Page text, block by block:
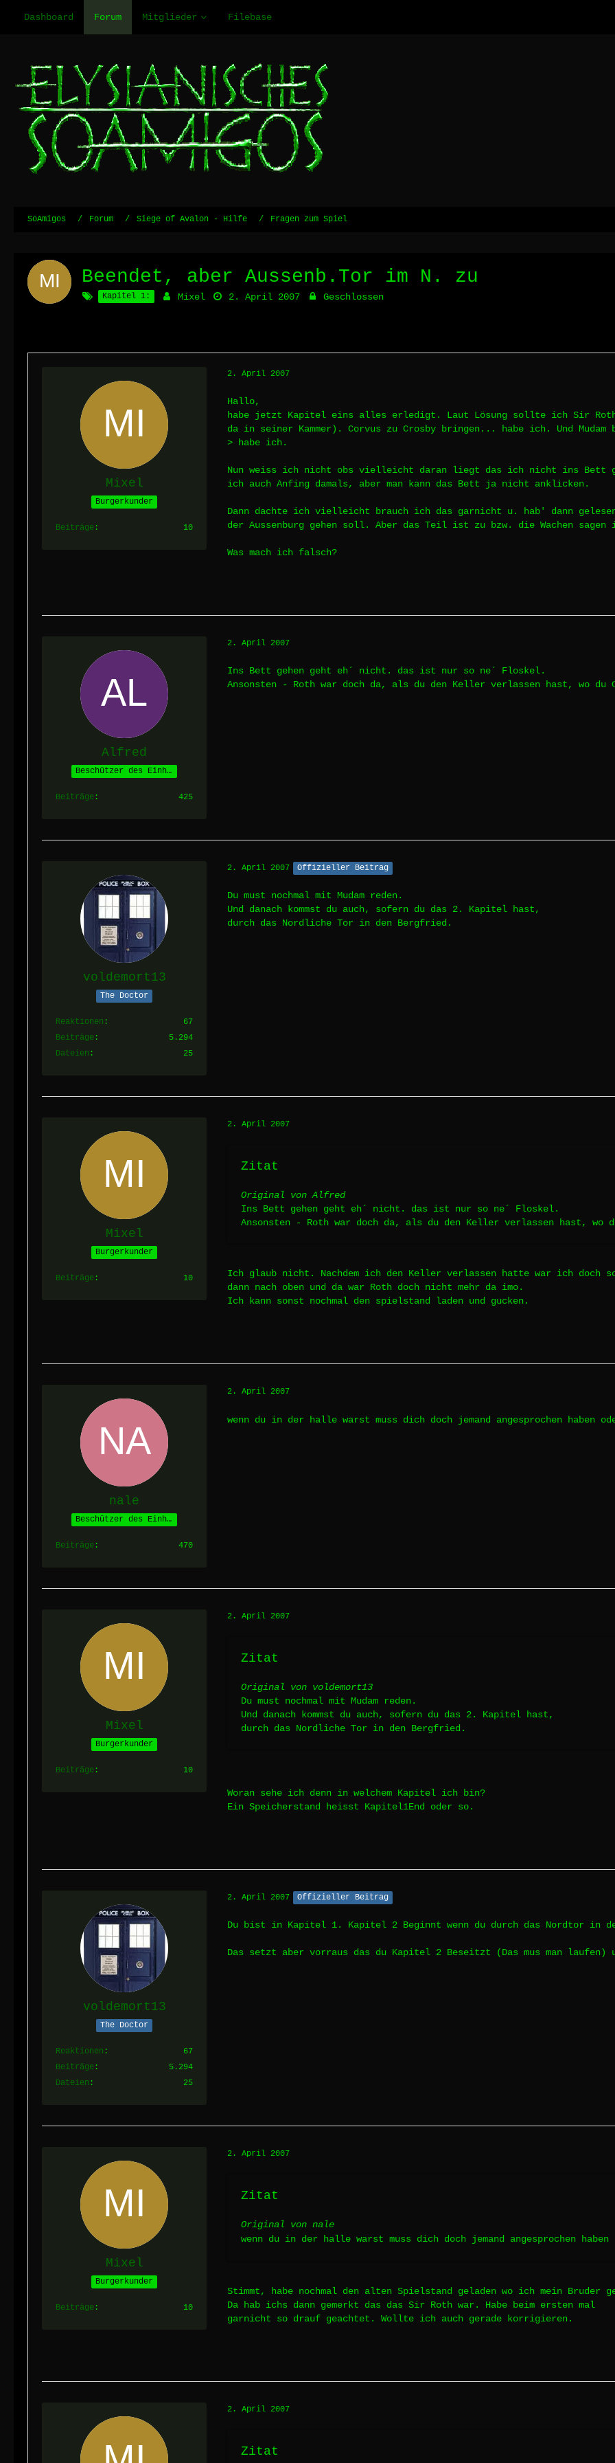
Dashboard Forum Mitglieder Filebase
SoAmigos Forum Siege of Avalon - Hilfe Fragen zum Spiel
Beendet, aber Aussenb.Tor im N. zu
Kapitel 1: Mixel 2. April 2007 Geschlossen
Mixel
Burgerkunder
Beiträge 10
2. April 2007
Hallo,
habe jetzt Kapitel eins alles erledigt. Laut Lösung sollte ich Sir Roth
da in seiner Kammer). Corvus zu Crosby bringen... habe ich. Und
> habe ich.
Nun weiss ich nicht obs vielleicht daran liegt das ich nicht ins Bett
ich auch Anfing damals, aber man kann das Bett ja nicht anklicken.
Dann dachte ich vielleicht brauch ich das garnicht u. hab' dann
der Aussenburg gehen soll. Aber das Teil ist zu bzw. die Wachen
Was mach ich falsch?
Alfred
Beschützer des Einhorns
Beiträge 425
2. April 2007
Ins Bett gehen geht eh´ nicht. das ist nur so ne´ Floskel.
Ansonsten - Roth war doch da, als du den Keller verlassen hast, wo du
voldemort13
The Doctor
Reaktionen
67
Beiträge
5.294
Dateien
25
2. April 2007 Offizieller Beitrag
Du must nochmal mit Mudam reden.
Und danach kommst du auch, sofern du das 2. Kapitel hast,
durch das Nordliche Tor in den Bergfried.
Mixel
Burgerkunder
Beiträge 10
2. April 2007
Zitat
Original von Alfred
Ins Bett gehen geht eh´ nicht. das ist nur so ne´ Floskel.
Ansonsten - Roth war doch da, als du den Keller verlassen hast, wo
Ich glaub nicht. Nachdem ich den Keller verlassen hatte war ich doch
dann nach oben und da war Roth doch nicht mehr da imo.
Ich kann sonst nochmal den spielstand laden und gucken.
nale
Beschützer des Einhorns
Beiträge 470
2. April 2007
wenn du in der halle warst muss dich doch jemand angesprochen haben
Mixel
Burgerkunder
Beiträge 10
2. April 2007
Zitat
Original von voldemort13
Du must nochmal mit Mudam reden.
Und danach kommst du auch, sofern du das 2. Kapitel hast,
durch das Nordliche Tor in den Bergfried.
Woran sehe ich denn in welchem Kapitel ich bin?
Ein Speicherstand heisst Kapitel1End oder so.
voldemort13
The Doctor
Reaktionen
67
Beiträge
5.294
Dateien
25
2. April 2007 Offizieller Beitrag
Du bist in Kapitel 1. Kapitel 2 Beginnt wenn du durch das Nordtor in
Das setzt aber vorraus das du Kapitel 2 Beseitzt (Das mus man
Mixel
Burgerkunder
Beiträge 10
2. April 2007
Zitat
Original von nale
wenn du in der halle warst muss dich doch jemand angesprochen
Stimmt, habe nochmal den alten Spielstand geladen wo ich mein Bruder
Da hab ichs dann gemerkt das das Sir Roth war. Habe beim ersten mal
garnicht so drauf geachtet. Wollte ich auch gerade korrigieren.
2. April 2007
Zitat